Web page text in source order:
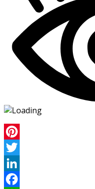
Pinterest
Twitter
LinkedIn